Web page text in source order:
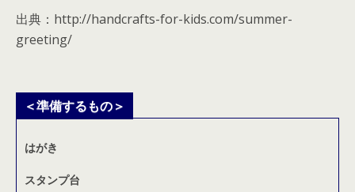
出典：http://handcrafts-for-kids.com/summer-
greeting/
＜準備するもの＞
はがき
スタンプ台